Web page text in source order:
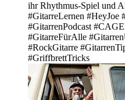
ihr Rhythmus-Spiel und
#GitarreLernen #HeyJoe
#GitarrenPodcast
#GitarreFürAlle
#RockGitarre
#GriffbrettTricks